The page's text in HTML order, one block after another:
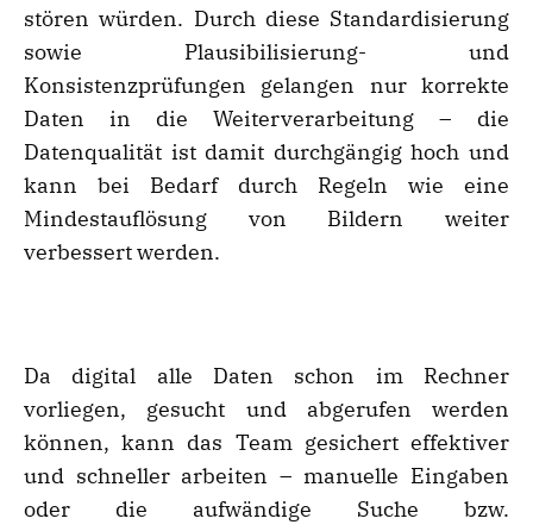
stören würden. Durch diese Standardisierung
sowie Plausibilisierung- und
Konsistenzprüfungen gelangen nur korrekte
Daten in die Weiterverarbeitung – die
Datenqualität ist damit durchgängig hoch und
kann bei Bedarf durch Regeln wie eine
Mindestauflösung von Bildern weiter
verbessert werden.
Da digital alle Daten schon im Rechner
vorliegen, gesucht und abgerufen werden
können, kann das Team gesichert effektiver
und schneller arbeiten – manuelle Eingaben
oder die aufwändige Suche bzw.